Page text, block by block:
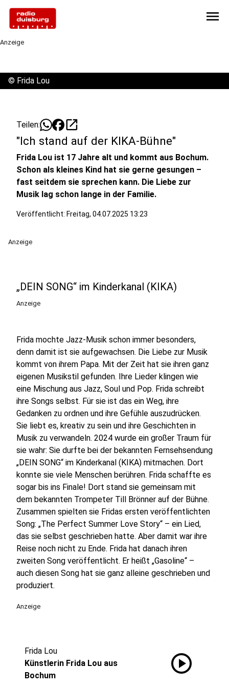
menu
Anzeige
© Frida Lou
Teilen: open_in_new
"Ich stand auf der KIKA-Bühne"
Frida Lou ist 17 Jahre alt und kommt aus Bochum.
Schon als kleines Kind hat sie gerne gesungen –
fast seitdem sie sprechen kann. Die Liebe zur
Musik lag schon lange in der Familie.
Veröffentlicht: Freitag, 04.07.2025 13:23
Anzeige
„DEIN SONG“ im Kinderkanal (KIKA)
Anzeige
Frida mochte Jazz-Musik schon immer besonders,
denn damit ist sie aufgewachsen. Die Liebe zur Musik
kommt von ihrem Papa. Mit der Zeit hat sie ihren ganz
eigenen Musikstil gefunden. Ihre Lieder klingen wie
eine Mischung aus Jazz, Soul und Pop. Frida schreibt
ihre Songs selbst. Für sie ist das ein Weg, ihre
Gedanken zu ordnen und ihre Gefühle auszudrücken.
Sie liebt es, kreativ zu sein und ihre Geschichten in
Musik zu verwandeln. 2024 wurde ein großer Traum für
sie wahr: Sie durfte bei der bekannten Fernsehsendung
„DEIN SONG“ im Kinderkanal (KIKA) mitmachen. Dort
konnte sie viele Menschen berühren. Frida schaffte es
sogar bis ins Finale! Dort stand sie gemeinsam mit
dem bekannten Trompeter Till Brönner auf der Bühne.
Zusammen spielten sie Fridas ersten veröffentlichten
Song: „The Perfect Summer Love Story“ – ein Lied,
das sie selbst geschrieben hatte. Aber damit war ihre
Reise noch nicht zu Ende. Frida hat danach ihren
zweiten Song veröffentlicht. Er heißt „Gasoline“ –
auch diesen Song hat sie ganz alleine geschrieben und
produziert.
Anzeige
Frida Lou
Künstlerin Frida Lou aus
Bochum
play_circle